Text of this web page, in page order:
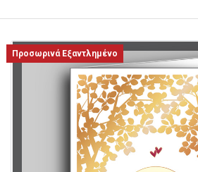
Προσωρινά Εξαντλημένο